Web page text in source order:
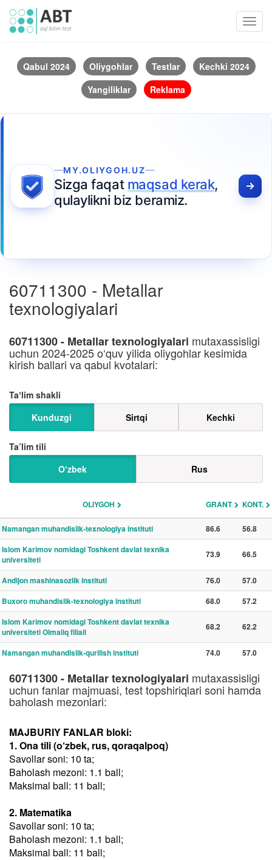
Qabul 2024 Oliygohlar Testlar
Kechki 2024
Yangiliklar
Reklama
MY.OLIYGOH.UZ
Sizga faqat maqsad kerak,
qulaylikni biz beramiz.
60711300 - Metallar
texnologiyalari
60711300 - Metallar texnologiyalari mutaxassisligi
uchun 2024-2025 o‘quv yilida oliygohlar kesimida
kirish ballari va qabul kvotalari:
Taʼlim shakli
Kunduzgi
Sirtqi Kechki
Ta’lim tili
O‘zbek
Rus
OLIYGOH GRANT KONT.
Namangan muhandislik-texnologiya instituti 86.6
56.8
Islom Karimov nomidagi Toshkent davlat texnika
universiteti
73.9 66.5
Andijon mashinasozlik instituti 76.0
57.0
Buxoro muhandislik-texnologiya instituti
68.0
57.2
Islom Karimov nomidagi Toshkent davlat texnika
universiteti Olmaliq filiali
68.2 62.2
Namangan muhandislik-qurilish instituti 74.0 57.0
60711300 - Metallar texnologiyalari mutaxassisligi
uchun fanlar majmuasi, test topshiriqlari soni hamda
baholash mezonlari:
MAJBURIY FANLAR bloki:
1. Ona tili (o‘zbek, rus, qoraqalpoq)
Savollar soni: 10 ta;
Baholash mezoni: 1.1 ball;
Maksimal ball: 11 ball;
2. Matematika
Savollar soni: 10 ta;
Baholash mezoni: 1.1 ball;
Maksimal ball: 11 ball;